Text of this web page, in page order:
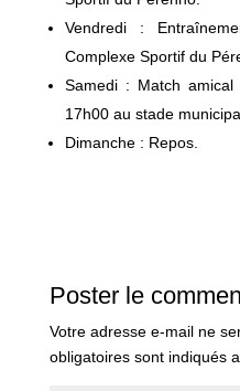
Vendredi :
Complexe Sportif du
Samedi : Match
17h00 au stade
Dimanche : Repos.
Poster le
Votre adresse e-mail ne
obligatoires sont indiqués